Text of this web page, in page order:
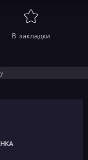
В закладки